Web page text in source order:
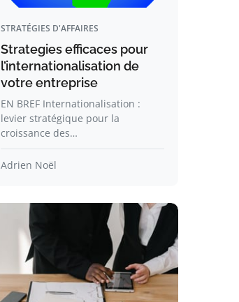
STRATÉGIES D'AFFAIRES
Strategies efficaces pour
l’internationalisation de
votre entreprise
EN BREF Internationalisation :
levier stratégique pour la
croissance des…
Adrien Noël